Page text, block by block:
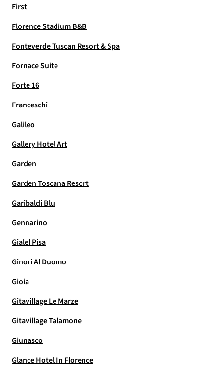
First
Florence Stadium B&B
Fonteverde Tuscan Resort & Spa
Fornace Suite
Forte 16
Franceschi
Galileo
Gallery Hotel Art
Garden
Garden Toscana Resort
Garibaldi Blu
Gennarino
Gialel Pisa
Ginori Al Duomo
Gioia
Gitavillage Le Marze
Gitavillage Talamone
Giunasco
Glance Hotel In Florence